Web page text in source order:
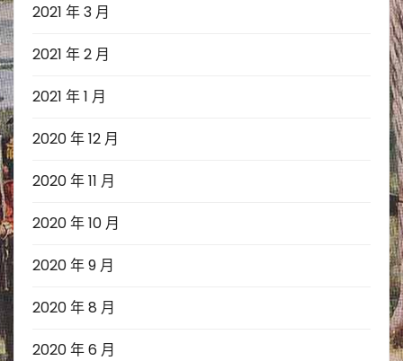
2021 年 3 月
2021 年 2 月
2021 年 1 月
2020 年 12 月
2020 年 11 月
2020 年 10 月
2020 年 9 月
2020 年 8 月
2020 年 6 月